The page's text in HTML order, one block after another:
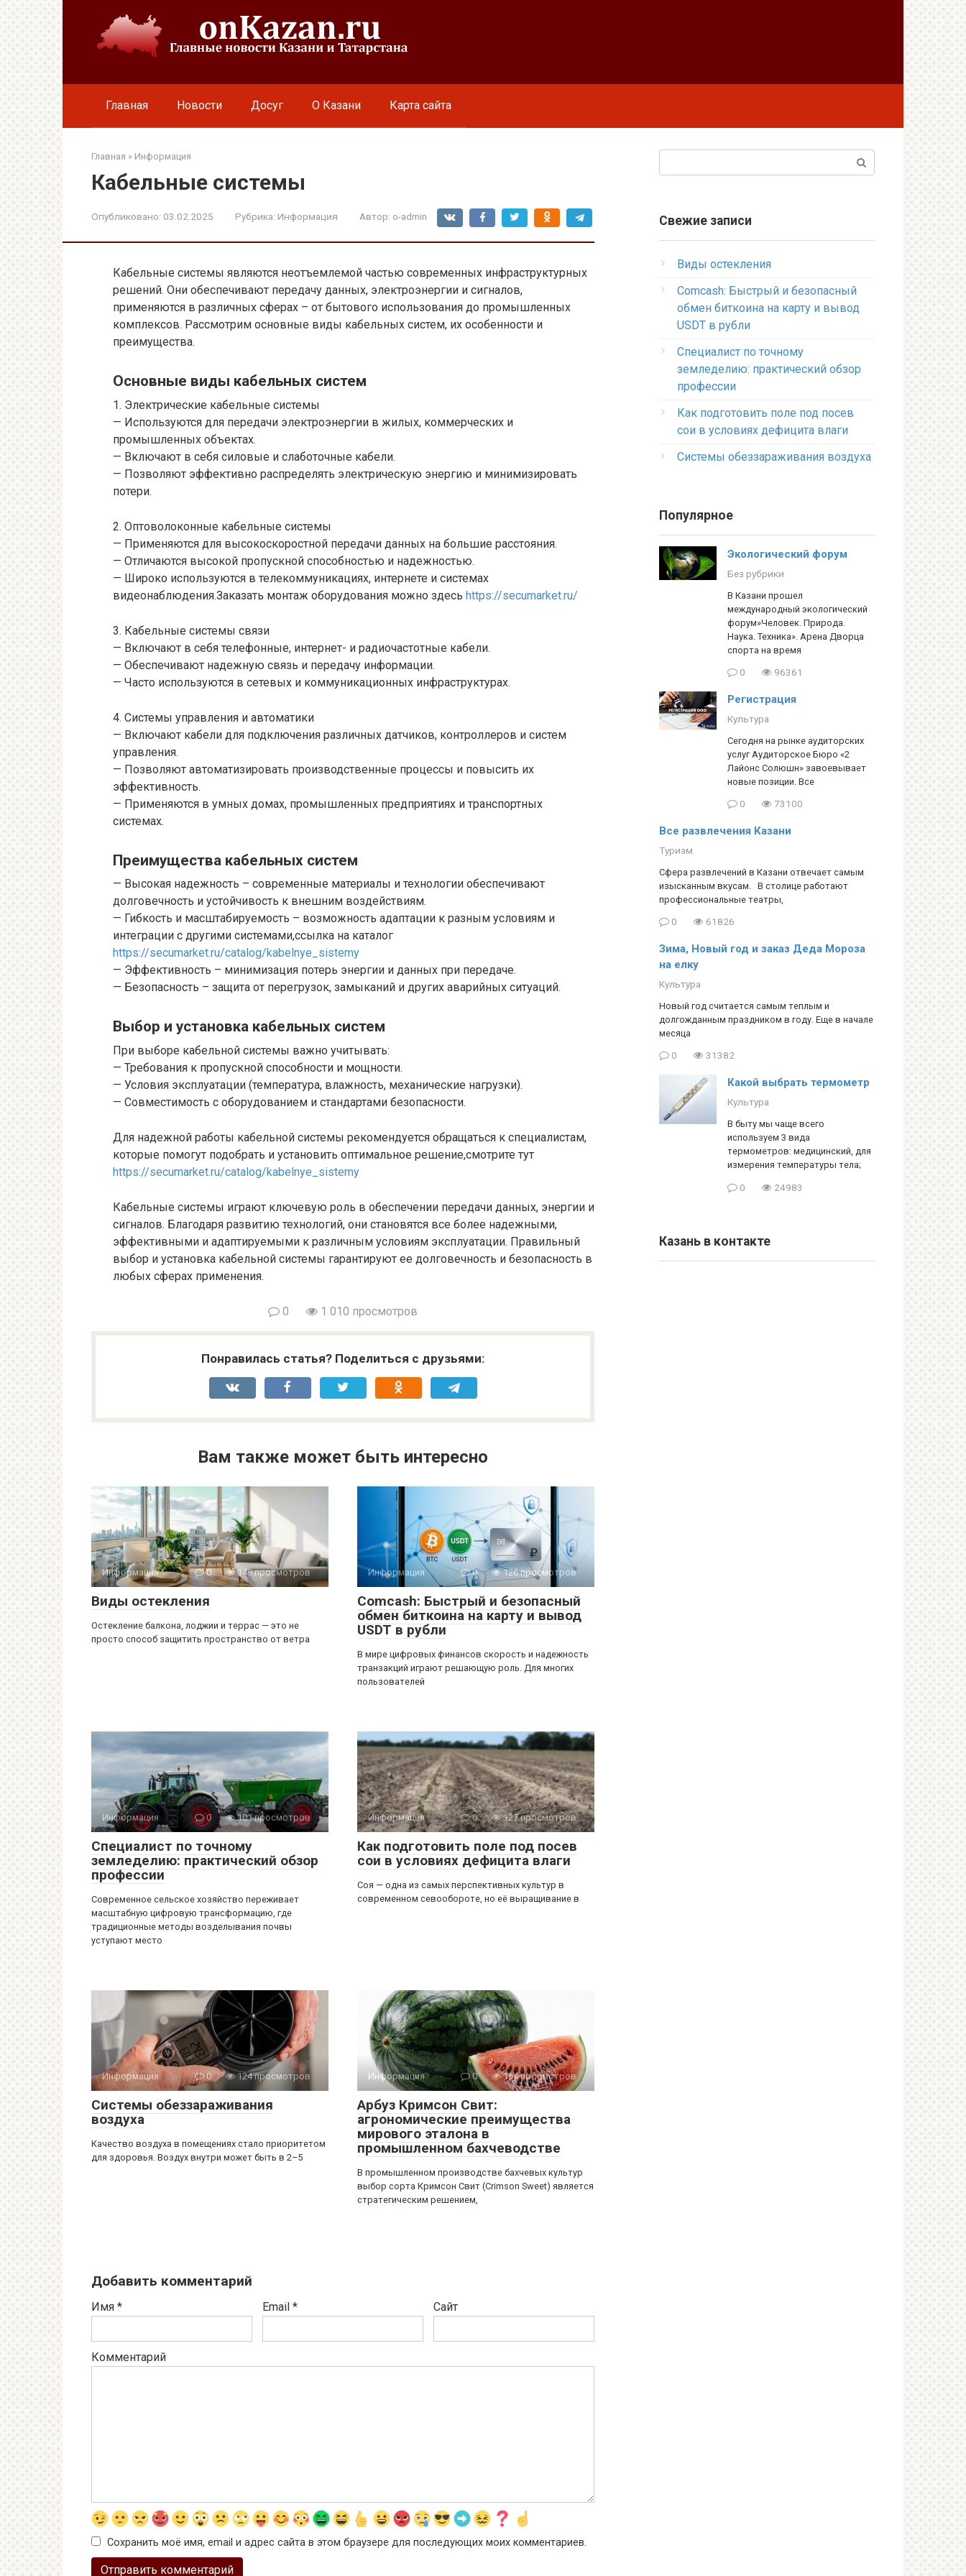
Главная Новости Досуг О Казани Карта сайта
Главная » Информация
Кабельные системы
Опубликовано: 03.02.2025 Рубрика: Информация Автор: o-admin
Кабельные системы являются неотъемлемой частью современных инфраструктурных
решений. Они обеспечивают передачу данных, электроэнергии и сигналов,
применяются в различных сферах – от бытового использования до промышленных
комплексов. Рассмотрим основные виды кабельных систем, их особенности и
преимущества.
Основные виды кабельных систем
1. Электрические кабельные системы
— Используются для передачи электроэнергии в жилых, коммерческих и
промышленных объектах.
— Включают в себя силовые и слаботочные кабели.
— Позволяют эффективно распределять электрическую энергию и минимизировать
потери.
2. Оптоволоконные кабельные системы
— Применяются для высокоскоростной передачи данных на большие расстояния.
— Отличаются высокой пропускной способностью и надежностью.
— Широко используются в телекоммуникациях, интернете и системах
видеонаблюдения.Заказать монтаж оборудования можно здесь https://secumarket.ru/
3. Кабельные системы связи
— Включают в себя телефонные, интернет- и радиочастотные кабели.
— Обеспечивают надежную связь и передачу информации.
— Часто используются в сетевых и коммуникационных инфраструктурах.
4. Системы управления и автоматики
— Включают кабели для подключения различных датчиков, контроллеров и систем
управления.
— Позволяют автоматизировать производственные процессы и повысить их
эффективность.
— Применяются в умных домах, промышленных предприятиях и транспортных
системах.
Преимущества кабельных систем
— Высокая надежность – современные материалы и технологии обеспечивают
долговечность и устойчивость к внешним воздействиям.
— Гибкость и масштабируемость – возможность адаптации к разным условиям и
интеграции с другими системами,ссылка на каталог
https://secumarket.ru/catalog/kabelnye_sistemy
— Эффективность – минимизация потерь энергии и данных при передаче.
— Безопасность – защита от перегрузок, замыканий и других аварийных ситуаций.
Выбор и установка кабельных систем
При выборе кабельной системы важно учитывать:
— Требования к пропускной способности и мощности.
— Условия эксплуатации (температура, влажность, механические нагрузки).
— Совместимость с оборудованием и стандартами безопасности.
Для надежной работы кабельной системы рекомендуется обращаться к специалистам,
которые помогут подобрать и установить оптимальное решение,смотрите тут
https://secumarket.ru/catalog/kabelnye_sistemy
Кабельные системы играют ключевую роль в обеспечении передачи данных, энергии и
сигналов. Благодаря развитию технологий, они становятся все более надежными,
эффективными и адаптируемыми к различным условиям эксплуатации. Правильный
выбор и установка кабельной системы гарантируют ее долговечность и безопасность в
любых сферах применения.
0 1 010 просмотров
Понравилась статья? Поделиться с друзьями:
Вам также может быть интересно
Информация 0 149 просмотров
Виды остекления
Остекление балкона, лоджии и террас — это не
просто способ защитить пространство от ветра
Информация 0 126 просмотров
Comcash: Быстрый и безопасный
обмен биткоина на карту и вывод
USDT в рубли
В мире цифровых финансов скорость и надежность
транзакций играют решающую роль. Для многих
пользователей
Информация 0 101 просмотров
Специалист по точному
земледелию: практический обзор
профессии
Современное сельское хозяйство переживает
масштабную цифровую трансформацию, где
традиционные методы возделывания почвы
уступают место
Информация 0 127 просмотров
Как подготовить поле под посев
сои в условиях дефицита влаги
Соя — одна из самых перспективных культур в
современном севообороте, но её выращивание в
Информация 0 124 просмотров
Системы обеззараживания
воздуха
Качество воздуха в помещениях стало приоритетом
для здоровья. Воздух внутри может быть в 2–5
Информация 0 164 просмотров
Арбуз Кримсон Свит:
агрономические преимущества
мирового эталона в
промышленном бахчеводстве
В промышленном производстве бахчевых культур
выбор сорта Кримсон Свит (Crimson Sweet) является
стратегическим решением,
Добавить комментарий
Имя * Email * Сайт
Комментарий
Сохранить моё имя, email и адрес сайта в этом браузере для последующих моих комментариев.
Свежие записи
Виды остекления
Comcash: Быстрый и безопасный
обмен биткоина на карту и вывод
USDT в рубли
Специалист по точному
земледелию: практический обзор
профессии
Как подготовить поле под посев
сои в условиях дефицита влаги
Системы обеззараживания воздуха
Популярное
Экологический форум
Без рубрики
В Казани прошел
международный экологический
форум»Человек. Природа.
Наука. Техника». Арена Дворца
спорта на время
0 96361
Регистрация
Культура
Сегодня на рынке аудиторских
услуг Аудиторское Бюро «2
Лайонс Солюшн» завоевывает
новые позиции. Все
0 73100
Все развлечения Казани
Туризм
Сфера развлечений в Казани отвечает самым
изысканным вкусам. В столице работают
профессиональные театры,
0 61826
Зима, Новый год и заказ Деда Мороза
на елку
Культура
Новый год считается самым теплым и
долгожданным праздником в году. Еще в начале
месяца
0 31382
Какой выбрать термометр
Культура
В быту мы чаще всего
используем 3 вида
термометров: медицинский, для
измерения температуры тела;
0 24983
Казань в контакте